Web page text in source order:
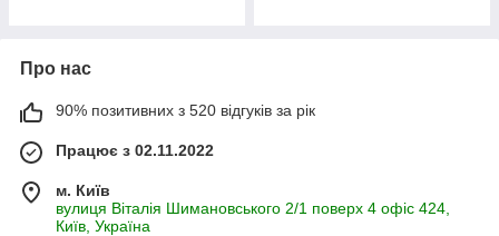
Про нас
90% позитивних з 520 відгуків за рік
Працює з 02.11.2022
м. Київ
вулиця Віталія Шимановського 2/1 поверх 4 офіс 424,
Київ, Україна